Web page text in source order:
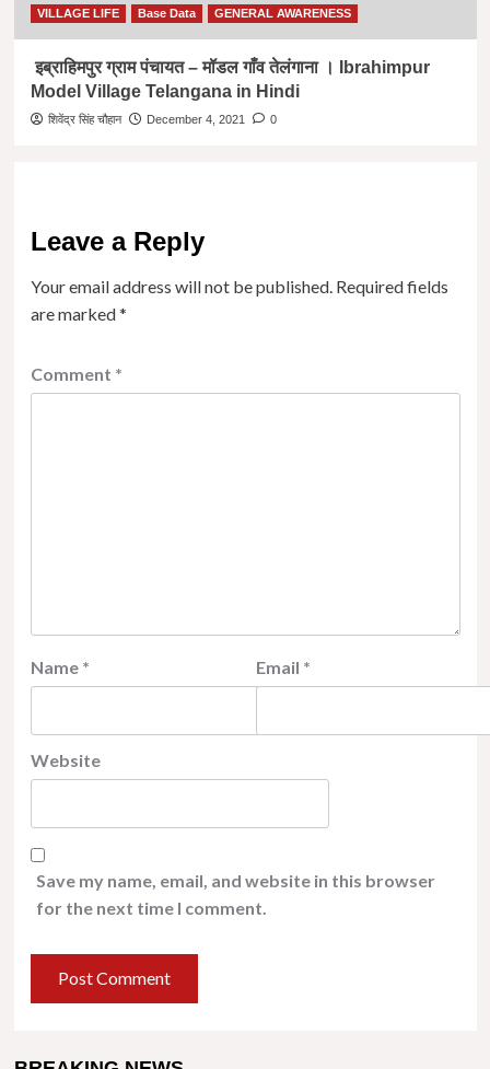
VILLAGE LIFE Base Data GENERAL AWARENESS
इब्राहिमपुर ग्राम पंचायत – मॉडल गाँव तेलंगाना । Ibrahimpur
Model Village Telangana in Hindi
शिवेंद्र सिंह चौहान December 4, 2021 0
Leave a Reply
Your email address will not be published. Required fields
are marked*
Comment *
Name * Email *
Website
Save my name, email, and website in this browser
for the next time I comment.